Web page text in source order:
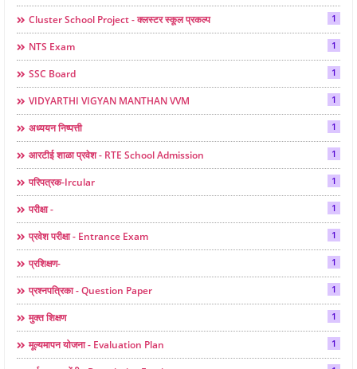
Cluster School Project - क्लस्टर स्कूल प्रकल्प 1
NTS Exam 1
SSC Board 1
VIDYARTHI VIGYAN MANTHAN VVM 1
अध्ययन निष्पत्ती 1
आरटीई शाळा प्रवेश - RTE School Admission 1
परिपत्रक-Ircular 1
परीक्षा - 1
प्रवेश परीक्षा - Entrance Exam 1
प्रशिक्षण- 1
प्रश्नपत्रिका - Question Paper 1
मुक्त शिक्षण 1
मूल्यमापन योजना - Evaluation Plan 1